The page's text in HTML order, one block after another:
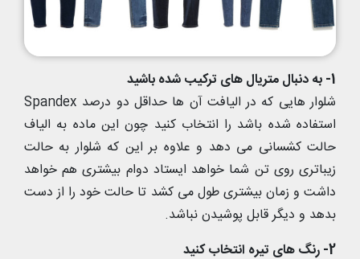
1- به دنبال متریال های ترکیب شده باشید
شلوار هایی که در الیافت آن ها حداقل دو درصد Spandex
استفاده شده باشد را انتخاب کنید چون این ماده به الیاف
حالت کشسانی می دهد و علاوه بر این که شلوار به حالت
زیباتری روی تن شما خواهد ایستاد دوام بیشتری هم خواهد
داشت و زمان بیشتری طول می کشد تا حالت خود را از دست
بدهد و دیگر قابل پوشیدن نباشد.
2- رنگ های تیره انتخاب کنید